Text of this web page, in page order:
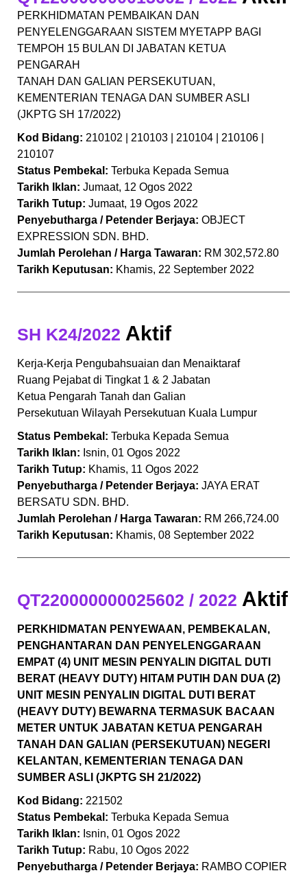
PERKHIDMATAN PEMBAIKAN DAN
PENYELENGGARAAN SISTEM MYETAPP BAGI
TEMPOH 15 BULAN DI JABATAN KETUA
PENGARAH
TANAH DAN GALIAN PERSEKUTUAN,
KEMENTERIAN TENAGA DAN SUMBER ASLI
(JKPTG SH 17/2022)
Kod Bidang: 210102 | 210103 | 210104 | 210106 |
210107
Status Pembekal: Terbuka Kepada Semua
Tarikh Iklan: Jumaat, 12 Ogos 2022
Tarikh Tutup: Jumaat, 19 Ogos 2022
Penyebutharga / Petender Berjaya: OBJECT
EXPRESSION SDN. BHD.
Jumlah Perolehan / Harga Tawaran: RM 302,572.80
Tarikh Keputusan: Khamis, 22 September 2022
SH K24/2022 Aktif
Kerja-Kerja Pengubahsuaian dan Menaiktaraf
Ruang Pejabat di Tingkat 1 & 2 Jabatan
Ketua Pengarah Tanah dan Galian
Persekutuan Wilayah Persekutuan Kuala Lumpur
Status Pembekal: Terbuka Kepada Semua
Tarikh Iklan: Isnin, 01 Ogos 2022
Tarikh Tutup: Khamis, 11 Ogos 2022
Penyebutharga / Petender Berjaya: JAYA ERAT
BERSATU SDN. BHD.
Jumlah Perolehan / Harga Tawaran: RM 266,724.00
Tarikh Keputusan: Khamis, 08 September 2022
QT220000000025602 / 2022 Aktif
PERKHIDMATAN PENYEWAAN, PEMBEKALAN,
PENGHANTARAN DAN PENYELENGGARAAN
EMPAT (4) UNIT MESIN PENYALIN DIGITAL DUTI
BERAT (HEAVY DUTY) HITAM PUTIH DAN DUA (2)
UNIT MESIN PENYALIN DIGITAL DUTI BERAT
(HEAVY DUTY) BEWARNA TERMASUK BACAAN
METER UNTUK JABATAN KETUA PENGARAH
TANAH DAN GALIAN (PERSEKUTUAN) NEGERI
KELANTAN, KEMENTERIAN TENAGA DAN
SUMBER ASLI (JKPTG SH 21/2022)
Kod Bidang: 221502
Status Pembekal: Terbuka Kepada Semua
Tarikh Iklan: Isnin, 01 Ogos 2022
Tarikh Tutup: Rabu, 10 Ogos 2022
Penyebutharga / Petender Berjaya: RAMBO COPIER